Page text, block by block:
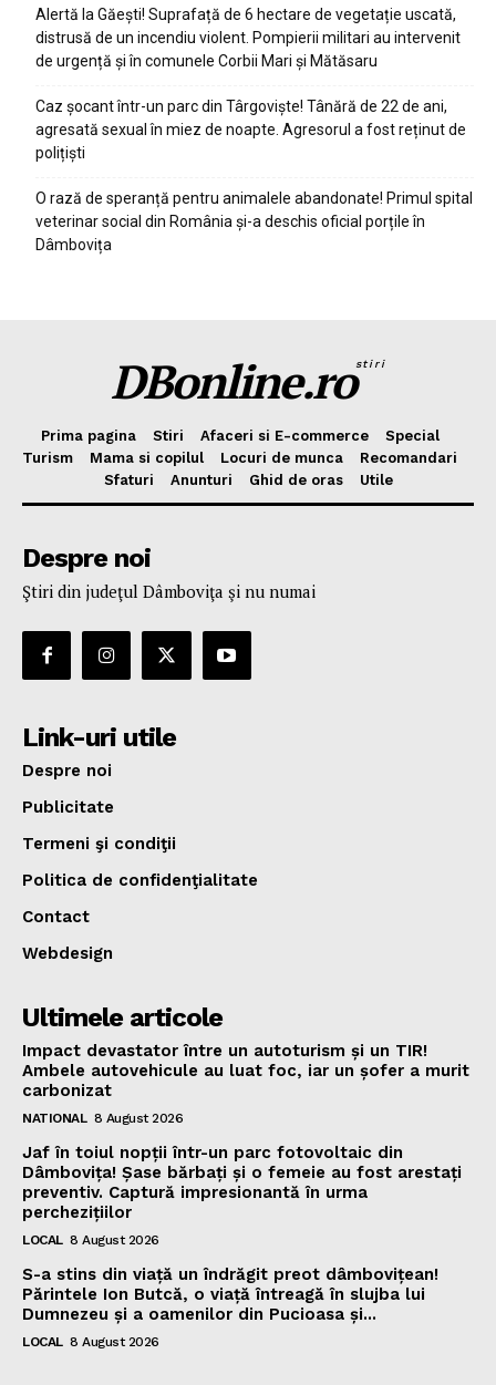
Alertă la Găești! Suprafață de 6 hectare de vegetație uscată,
distrusă de un incendiu violent. Pompierii militari au intervenit
de urgență și în comunele Corbii Mari și Mătăsaru
Caz șocant într-un parc din Târgoviște! Tânără de 22 de ani,
agresată sexual în miez de noapte. Agresorul a fost reținut de
polițiști
O rază de speranță pentru animalele abandonate! Primul spital
veterinar social din România și-a deschis oficial porțile în
Dâmbovița
DBonline.rostiri
Prima pagina Stiri Afaceri si E-commerce
Special
Turism
Mama si copilul Locuri de munca
Recomandari
Sfaturi
Anunturi Ghid de oras Utile
Despre noi
Ştiri din judeţul Dâmboviţa şi nu numai
Link-uri utile
Despre noi
Publicitate
Termeni şi condiţii
Politica de confidenţialitate
Contact
Webdesign
Ultimele articole
Impact devastator între un autoturism și un TIR!
Ambele autovehicule au luat foc, iar un șofer a murit
carbonizat
NATIONAL 8 August 2026
Jaf în toiul nopții într-un parc fotovoltaic din
Dâmbovița! Șase bărbați și o femeie au fost arestați
preventiv. Captură impresionantă în urma
perchezițiilor
LOCAL 8 August 2026
S-a stins din viață un îndrăgit preot dâmbovițean!
Părintele Ion Butcă, o viață întreagă în slujba lui
Dumnezeu și a oamenilor din Pucioasa și...
LOCAL 8 August 2026